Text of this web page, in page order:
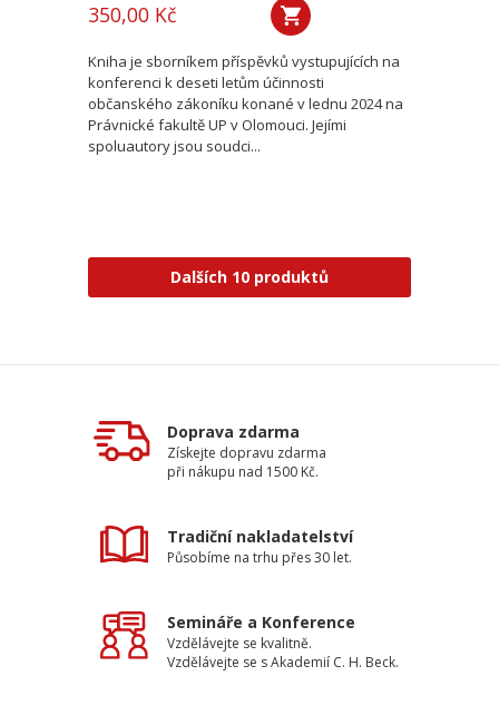
350,00 Kč
Kniha je sborníkem příspěvků vystupujících na
konferenci k deseti letům účinnosti
občanského zákoníku konané v lednu 2024 na
Právnické fakultě UP v Olomouci. Jejími
spoluautory jsou soudci...
Dalších 10 produktů
Doprava zdarma
Získejte dopravu zdarma
při nákupu nad 1500 Kč.
Tradiční nakladatelství
Působíme na trhu přes 30 let.
Semináře a Konference
Vzdělávejte se kvalitně.
Vzdělávejte se s Akademií C. H. Beck.